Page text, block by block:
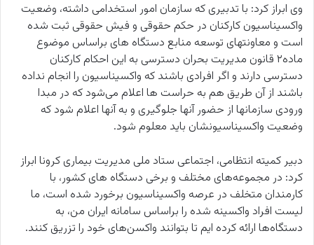
وی ابراز کرد: با تدبیری که سازمان امور استخدامی داشته، وضعیت
واکسیناسیون کارکنان در حکم حقوقی و فیش حقوقی ثبت شده
است و معاونتهای توسعه منابع دستگاه های براساس موضوع
ماده۲ قانون مدیریت بحران دسترسی به این احکام کارکنان
دسترسی دارند و اگر افرادی باشند که واکسیناسیون را انجام نداده
باشند از آن طریق هم به حراست ها اعلام می‌شود که در مبدا
ورودی سازمانها از حضور آنها جلوگیری و به آنها اعلام شود که
وضعیت واکسیناسیونشان باید معلوم شود.
دبیر کمیته انتظامی، اجتماعی ستاد ملی مدیریت بیماری کرونا ابراز
کرد: در مجموعه‌های مختلف و برخی دستگاه های کشور، با
کارمندان متخلف در عرصه واکسیناسیون برخورد شده است، ما
لیست افراد واکسینه شده را براساس سامانه ایران من، به
دستگاه‌ها ارائه کرده ایم تا بتوانند واکسن‌های خود را تزریق کنند.